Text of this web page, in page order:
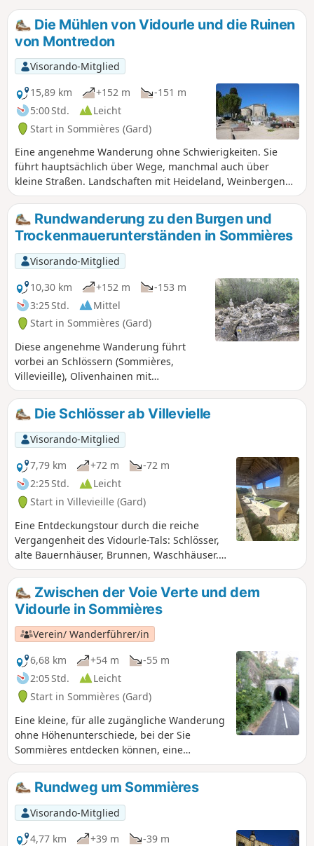
Die Mühlen von Vidourle und die Ruinen
von Montredon
Visorando-Mitglied
15,89 km
+152 m
-151 m
5:00 Std.
Leicht
Start in Sommières (Gard)
Eine angenehme Wanderung ohne Schwierigkeiten. Sie
führt hauptsächlich über Wege, manchmal auch über
kleine Straßen. Landschaften mit Heideland, Weinbergen
und Unterholz. Mehrere Mühlen säumen diese Route. Man
muss einen kleinen Abstecher zum Vidourle machen, um
sie zu bewundern und die erholsame Ruhe dieses Flusses
zu genießen (an diesem Tag!!).
Rundwanderung zu den Burgen und
Trockenmauerunterständen in Sommières
Visorando-Mitglied
10,30 km
+152 m
-153 m
3:25 Std.
Mittel
Start in Sommières (Gard)
Diese angenehme Wanderung führt
vorbei an Schlössern (Sommières,
Villevieille), Olivenhainen mit
Trockenmauerunterständen
(Steinhütten) und kleinen Wäldern. Sie
führt auch durch die ehemaligen
Steinbrüche von Bon Temps in Junas, wo
im Juli ein Jazzfestival stattfindet.
Die Schlösser ab Villevielle
Visorando-Mitglied
7,79 km
+72 m
-72 m
2:25 Std.
Leicht
Start in Villevieille (Gard)
Eine Entdeckungstour durch die reiche
Vergangenheit des Vidourle-Tals: Schlösser,
alte Bauernhäuser, Brunnen, Waschhäuser.
Einige Abschnitte auf asphaltierten Straßen
machen diese Tour für alle zugänglich.
Zwischen der Voie Verte und dem
Vidourle in Sommières
Verein/ Wanderführer/in
6,68 km
+54 m
-55 m
2:05 Std.
Leicht
Start in Sommières (Gard)
Eine kleine, für alle zugängliche Wanderung
ohne Höhenunterschiede, bei der Sie
Sommières entdecken können, eine
mittelalterliche Stadt, die einen Besuch wert
ist. Der erste Teil führt über einen Grünen
Weg (eine ehemalige Eisenbahnstrecke
zwischen Sommières und Ganges), der auf
bemerkenswerte Weise mit mehreren
Kunstbauten saniert wurde.
Rundweg um Sommières
Visorando-Mitglied
4,77 km
+39 m
-39 m